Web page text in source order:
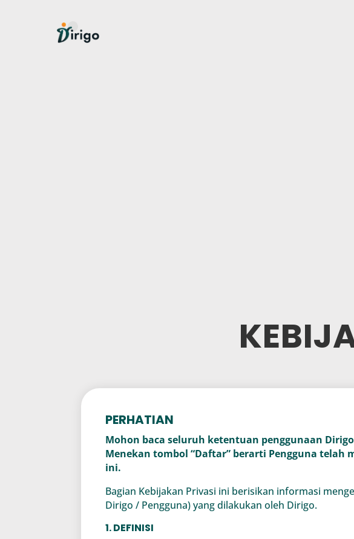
PERHATIAN
Mohon baca seluruh ketentuan penggunaan
Menekan tombol “Daftar” berarti Pengguna
ini.
Bagian Kebijakan Privasi ini berisikan informasi
Dirigo / Pengguna) yang dilakukan oleh Dirigo.
1. DEFINISI